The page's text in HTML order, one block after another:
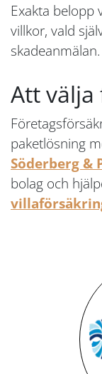
Exakta belopp
villkor, vald
skadeanmälan.
Att
paketlösning
Söderberg &
bolag och